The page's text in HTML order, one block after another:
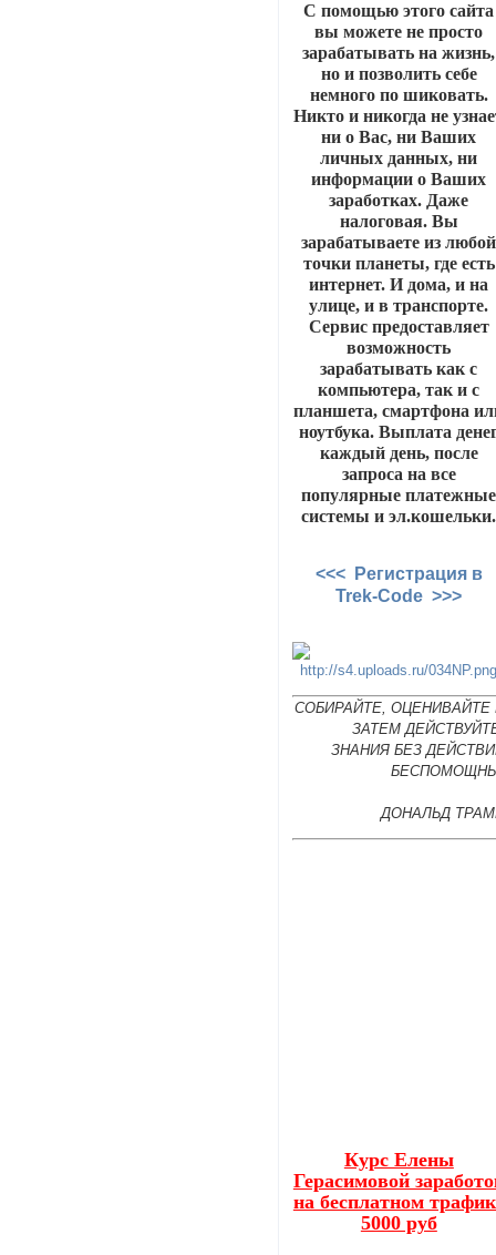
С помощью этого сайта
вы можете не просто
зарабатывать на жизнь,
но и позволить себе
немного по шиковать.
Никто и никогда не
ни о Вас, ни Ваших
личных данных, ни
информации о Ваших
заработках. Даже
налоговая. Вы
зарабатываете из любой
точки планеты, где есть
интернет. И дома, и на
улице, и в транспорте.
Сервис предоставляет
возможность
зарабатывать как с
компьютера, так и с
планшета, смартфона
ноутбука. Выплата
каждый день, после
запроса на все
популярные платежные
системы и эл.кошельки.
<<< Регистрация в
Trek-Code >>>
СОБИРАЙТЕ, ОЦЕНИВАЙТЕ
ЗАТЕМ
ЗНАНИЯ БЕЗ
ДОНАЛЬД
Курс Елены
Герасимовой
на бесплатном
5000 руб